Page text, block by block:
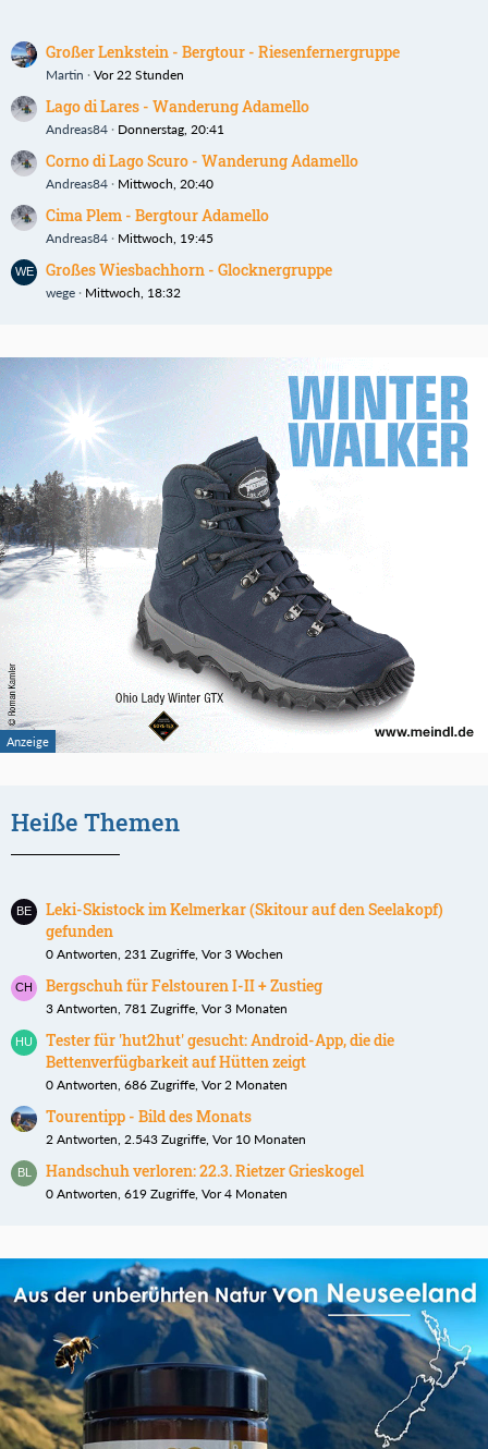
Großer Lenkstein - Bergtour - Riesenfernergruppe
Martin Vor 22 Stunden
Lago di Lares - Wanderung Adamello
Andreas84 Donnerstag, 20:41
Corno di Lago Scuro - Wanderung Adamello
Andreas84 Mittwoch, 20:40
Cima Plem - Bergtour Adamello
Andreas84 Mittwoch, 19:45
Großes Wiesbachhorn - Glocknergruppe
wege Mittwoch, 18:32
Heiße Themen
Leki-Skistock im Kelmerkar (Skitour auf den Seelakopf)
gefunden
0 Antworten, 231 Zugriffe, Vor 3 Wochen
Bergschuh für Felstouren I-II + Zustieg
3 Antworten, 781 Zugriffe, Vor 3 Monaten
Tester für 'hut2hut' gesucht: Android-App, die die
Bettenverfügbarkeit auf Hütten zeigt
0 Antworten, 686 Zugriffe, Vor 2 Monaten
Tourentipp - Bild des Monats
2 Antworten, 2.543 Zugriffe, Vor 10 Monaten
Handschuh verloren: 22.3. Rietzer Grieskogel
0 Antworten, 619 Zugriffe, Vor 4 Monaten